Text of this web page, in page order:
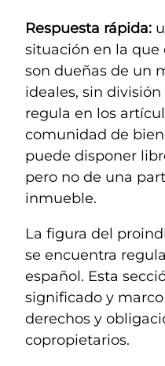
Respuesta rápida:
situación en la que
son dueñas de un
ideales, sin
regula en los
comunidad de
puede disponer
pero no de una
inmueble.
La figura del
se encuentra
español. Esta
significado y
derechos y
copropietarios.